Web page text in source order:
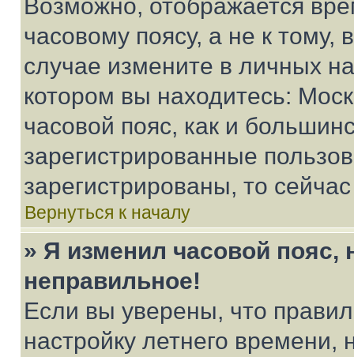
Возможно, отображается
часовому поясу, а не к тому,
случае измените в личных
котором вы находитесь:
часовой пояс, как и
зарегистрированные
зарегистрированы, то
Вернуться к началу
» Я изменил часовой пояс,
неправильное!
Если вы уверены, что
настройку летнего